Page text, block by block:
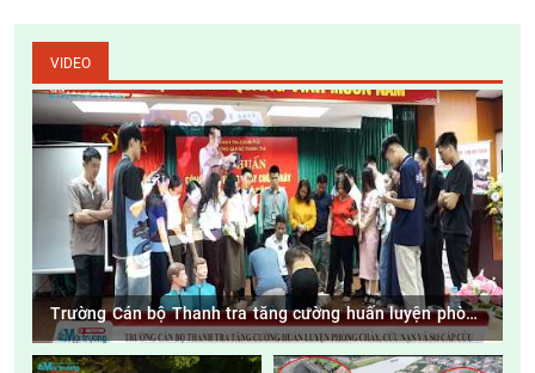
VIDEO
Trường Cán bộ Thanh tra tăng cường huấn luyện phòng
cháy, cứu nạn và sơ cấp cứu